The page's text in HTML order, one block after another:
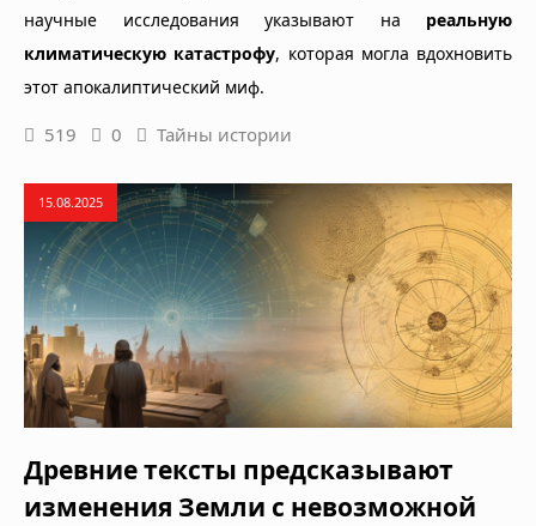
научные исследования указывают на реальную
климатическую катастрофу, которая могла вдохновить
этот апокалиптический миф.
519 0 Тайны истории
15.08.2025
Древние тексты предсказывают
изменения Земли с невозможной